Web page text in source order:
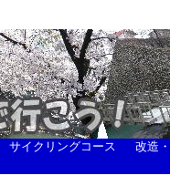
サイクリングコース 改造